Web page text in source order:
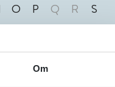
Om
O P Q R S
Alfabetisk